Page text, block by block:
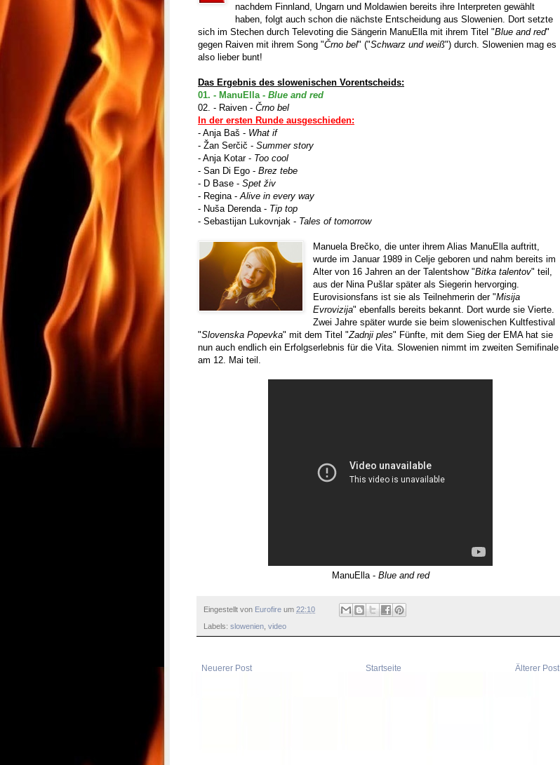
nachdem Finnland, Ungarn und Moldawien bereits ihre Interpreten gewählt
haben, folgt auch schon die nächste Entscheidung aus Slowenien. Dort setzte
sich im Stechen durch Televoting die Sängerin ManuElla mit ihrem Titel "Blue and red"
gegen Raiven mit ihrem Song "Črno bel" ("Schwarz und weiß") durch. Slowenien mag es
also lieber bunt!
Das Ergebnis des slowenischen Vorentscheids:
01. - ManuElla - Blue and red
02. - Raiven - Črno bel
In der ersten Runde ausgeschieden:
- Anja Baš - What if
- Žan Serčič - Summer story
- Anja Kotar - Too cool
- San Di Ego - Brez tebe
- D Base - Spet živ
- Regina - Alive in every way
- Nuša Derenda - Tip top
- Sebastijan Lukovnjak - Tales of tomorrow
Manuela Brečko, die unter ihrem Alias ManuElla auftritt,
wurde im Januar 1989 in Celje geboren und nahm bereits im
Alter von 16 Jahren an der Talentshow "Bitka talentov" teil,
aus der Nina Pušlar später als Siegerin hervorging.
Eurovisionsfans ist sie als Teilnehmerin der "Misija
Evrovizija" ebenfalls bereits bekannt. Dort wurde sie Vierte.
Zwei Jahre später wurde sie beim slowenischen Kultfestival
"Slovenska Popevka" mit dem Titel "Zadnji ples" Fünfte, mit dem Sieg der EMA hat sie
nun auch endlich ein Erfolgserlebnis für die Vita. Slowenien nimmt im zweiten Semifinale
am 12. Mai teil.
ManuElla - Blue and red
Eingestellt von Eurofire um 22:10
Labels: slowenien video
Neuerer Post Älterer Post
Startseite